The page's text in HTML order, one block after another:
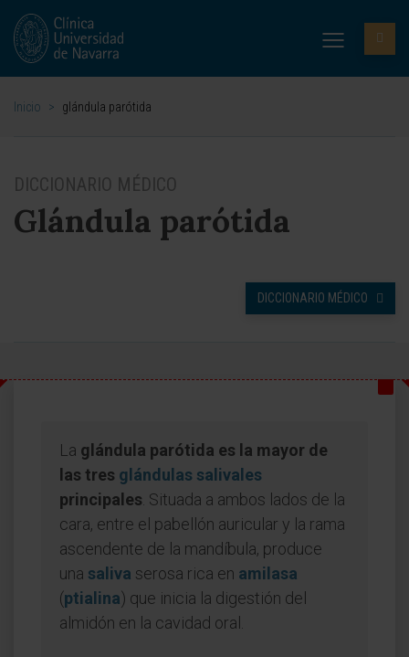
Inicio > glándula parótida
DICCIONARIO MÉDICO
Glándula parótida
DICCIONARIO MÉDICO
La glándula parótida es la mayor de
las tres glándulas salivales
principales . Situada a ambos lados de la
cara, entre el pabellón auricular y la rama
ascendente de la mandíbula, produce
una saliva serosa rica en amilasa
(ptialina) que inicia la digestión del
almidón en la cavidad oral.